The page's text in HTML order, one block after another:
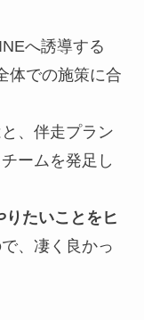
へ誘導する
体での施策に合
、伴走プラン
ームを発足し
たいことをヒ
、凄く良かっ